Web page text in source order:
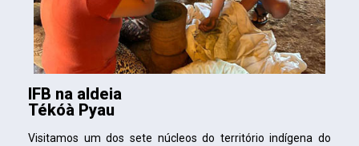
IFB na aldeia
Tékóà Pyau
Visitamos um dos sete núcleos do território indígena do